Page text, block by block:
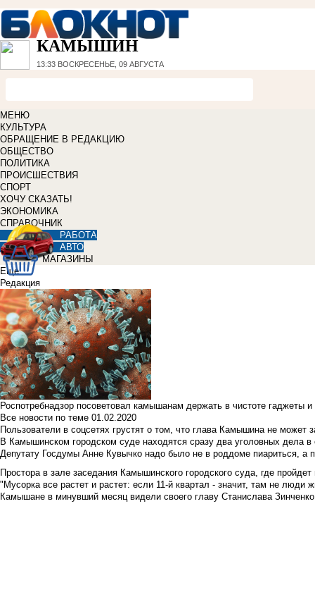
КАМЫШИН
13:33 ВОСКРЕСЕНЬЕ, 09 АВГУСТА
МЕНЮ
КУЛЬТУРА
ОБРАЩЕНИЕ В РЕДАКЦИЮ
ОБЩЕСТВО
ПОЛИТИКА
ПРОИСШЕСТВИЯ
СПОРТ
ХОЧУ СКАЗАТЬ!
ЭКОНОМИКА
СПРАВОЧНИК
РАБОТА
АВТО
МАГАЗИНЫ
Еще
Редакция
Роспотребнадзор посоветовал камышанам держать в чистоте гаджеты
Все новости по теме 01.02.2020
Пользователи в соцсетях грустят о том, что глава Камышина не может
В Камышинском городском суде находятся сразу два уголовных дела
Депутату Госдумы Анне Кувычко надо было не в роддоме пиариться, а
Простора в зале заседания Камышинского городского суда, где
"Мусорка все растет и растет: если 11-й квартал - значит, там не люди
Камышане в минувший месяц видели своего главу Станислава Зинченко